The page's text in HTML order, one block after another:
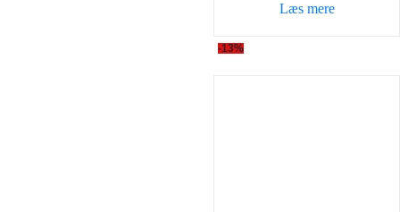
619,00 kr..
Læs mere
-13%